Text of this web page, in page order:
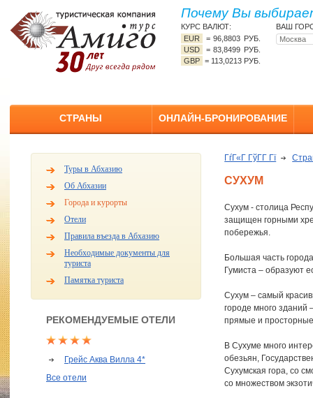
Почему Вы
КУРС ВАЛЮТ:
EUR
=96,8803 РУБ.
USD
=83,8499 РУБ.
GBP = 113,0213 РУБ.
ВАШ
СТРАНЫ ОНЛАЙН-БРОНИРОВАНИЕ
Туры в Абхазию
Об Абхазии
Города и курорты
Отели
Правила въезда в Абхазию
Необходимые документы для
туриста
Памятка туриста
РЕКОМЕНДУЕМЫЕ ОТЕЛИ
Грейс Аква Вилла 4*
Все отели
ГѓГ«Г ГўГ­Г Гї
СУХУМ
Сухум - столица
защищен горными
побережья.
Большая часть
Гумиста – образуют
Сухум – самый
городе много зданий
прямые и
В Сухуме много
обезьян,
Сухумская гора, со
со множеством